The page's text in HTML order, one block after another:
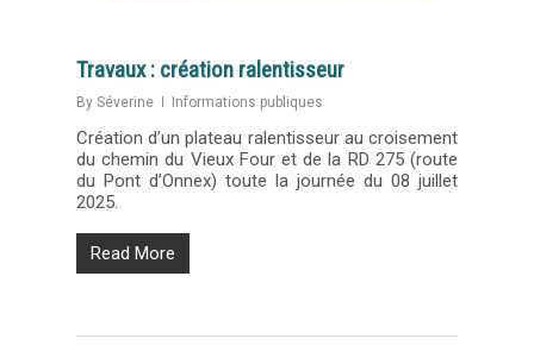
Travaux : création ralentisseur
By Séverine Informations publiques
Création d’un plateau ralentisseur au croisement
du chemin du Vieux Four et de la RD 275 (route
du Pont d’Onnex) toute la journée du 08 juillet
2025.
Read More